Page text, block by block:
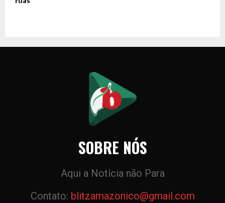
SOBRE NÓS
Aqui a Notícia não Para
Contato: blitzamazonico@gmail.com